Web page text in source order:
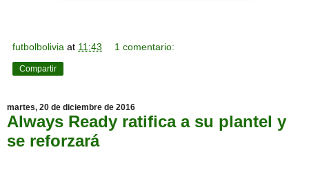
futbolbolivia at 11:43 1 comentario:
Compartir
martes, 20 de diciembre de 2016
Always Ready ratifica a su plantel y
se reforzará